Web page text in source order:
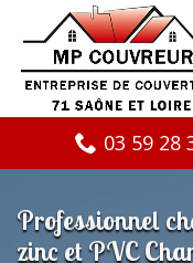
03 59 28
Professionnel
zinc et PVC